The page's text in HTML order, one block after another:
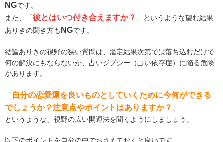
NGです。
また、「彼とはいつ付き合えますか？ 」というような望む結果
ありきの聞き方も NGです。
結論ありきの視野の狭い質問は、鑑定結果次第では落ち込むだけで
何の解決にもならないか、占いジプシー（占い依存症）に陥る危険
があります。
「 自分の恋愛運を良いものとしていくために今何ができる
でしょうか？注意点やポイントはありますか？ 」
というような、視野の広い開運法を聞くようにしましょう。
以下のポイントを自分の中でおさえておくと良いです。